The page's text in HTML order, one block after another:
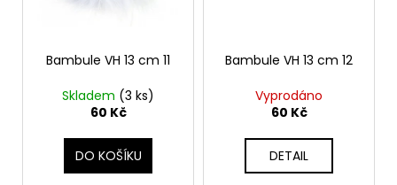
Bambule VH 13 cm 11
Skladem (3 ks)
60 Kč
DO KOŠÍKU
Bambule VH 13 cm 12
Vyprodáno
60 Kč
DETAIL